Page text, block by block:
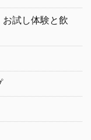
お試し体験と飲